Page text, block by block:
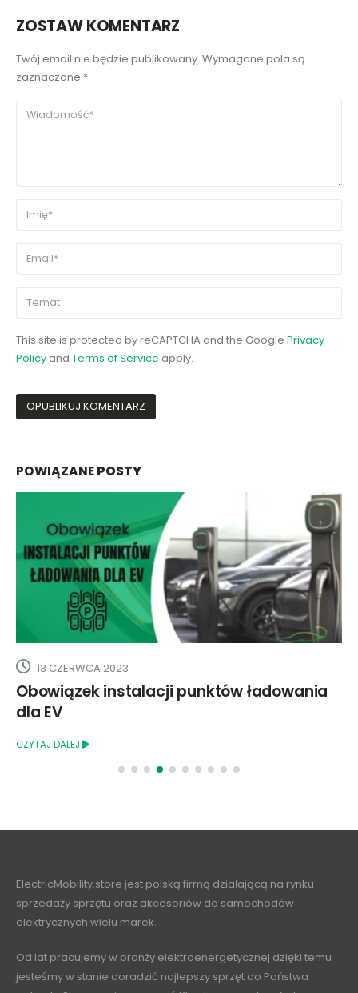
ZOSTAW KOMENTARZ
Twój email nie będzie publikowany. Wymagane pola są
zaznaczone *
This site is protected by reCAPTCHA and the Google Privacy
Policy and Terms of Service apply.
POWIĄZANEPOSTY
ładowania Green Cell Habu, idealna
ElectricMobility.store jest polską firmą działającą na rynku
sprzedaży sprzętu oraz akcesoriów do samochodów
elektrycznych wielu marek.
Od lat pracujemy w branży elektroenergetycznej dzięki temu
jesteśmy w stanie doradzić najlepszy sprzęt do Państwa